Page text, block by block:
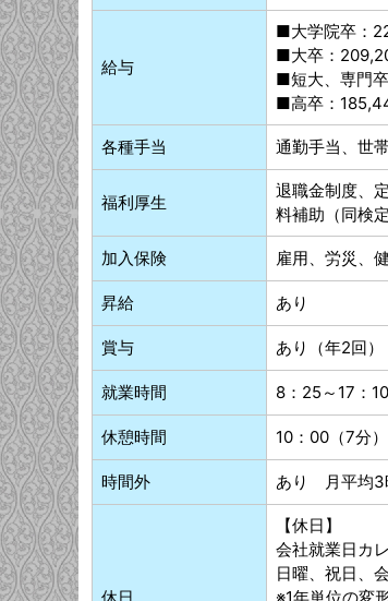
給与
■大学院卒：
■大卒：
■短大、専門
■高卒：
各種手当 通勤手当、世
福利厚生
退職金制度、
料補助（同検
加入保険 雇用、労災、
昇給 あり
賞与 あり（年2回）
就業時間 8：25～17：
休憩時間 10：00（7分
時間外 あり 月平均3
休日
【休日】
会社就業日カ
日曜、祝日、
※1年単位の変